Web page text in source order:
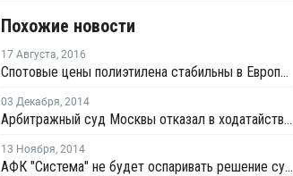
Похожие новости
17 Августа, 2016
Спотовые цены полиэтилена стабильны в Европе на фоне низкой покупательской активности
03 Декабря, 2014
Арбитражный суд Москвы отказал в ходатайстве АФК "Система" о снятии ареста с акций Башнефти
13 Ноября, 2014
АФК "Система" не будет оспаривать решение суда по делу Башнефти